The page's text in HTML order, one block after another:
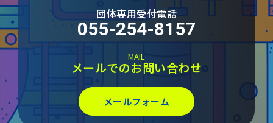
団体専用受付電話
055-254-8157
MAIL
メールでのお問い合わせ
メールフォーム